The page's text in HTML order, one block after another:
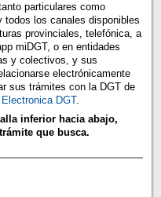
particulares como
todos los canales disponibles
provinciales, telefónica, a
miDGT, o en entidades
y colectivos, y sus
electrónicamente
sus trámites con la DGT de
DGT.
inferior hacia abajo,
que busca.